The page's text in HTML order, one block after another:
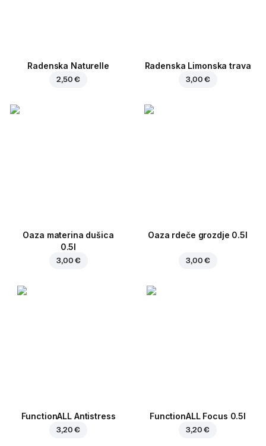
Radenska Naturelle
2,50 €
Radenska Limonska trava
3,00 €
Oaza materina dušica
0.5l
3,00 €
Oaza rdeče grozdje 0.5l
3,00 €
FunctionALL Antistress
3,20 €
FunctionALL Focus 0.5l
3,20 €